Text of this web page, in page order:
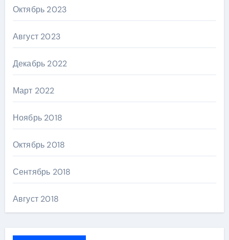
Октябрь 2023
Август 2023
Декабрь 2022
Март 2022
Ноябрь 2018
Октябрь 2018
Сентябрь 2018
Август 2018